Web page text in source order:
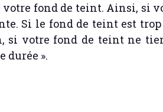
fond de teint. Ainsi, si
Si le fond de teint est trop
si votre fond de teint ne
durée ».